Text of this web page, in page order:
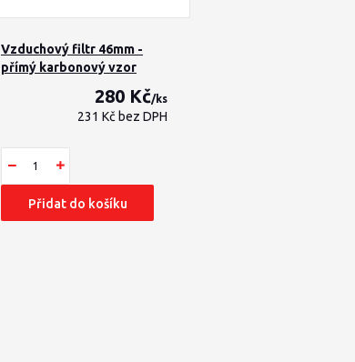
Vzduchový filtr 46mm -
přímý karbonový vzor
280 Kč/ks
231 Kč bez DPH
Přidat do košíku